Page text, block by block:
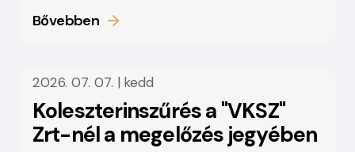
Bővebben
2026. 07. 07. | kedd
Koleszterinszűrés a "VKSZ"
Zrt-nél a megelőzés jegyében